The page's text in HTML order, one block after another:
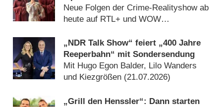
Premiere
Neue Folgen der Crime-Realityshow ab
heute auf RTL+ und WOW
„NDR Talk Show“ feiert „400 Jahre
Reeperbahn“ mit Sondersendung
Mit Hugo Egon Balder, Lilo Wanders
und Kiezgrößen (21.07.2026)
„Grill den Henssler“: Dann starten